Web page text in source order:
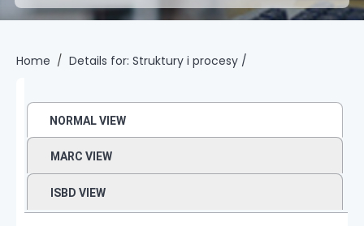
Home Details for: Struktury i procesy /
NORMAL VIEW
MARC VIEW
ISBD VIEW